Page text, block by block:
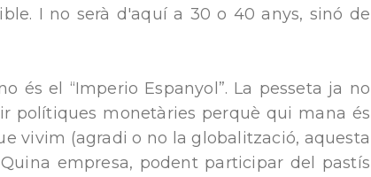
I no serà d'aquí a 30 o 40 anys, sinó de
és el “Imperio Espanyol”. La pesseta ja no
polítiques monetàries perquè qui mana és
vivim (agradi o no la globalització, aquesta
empresa, podent participar del pastís